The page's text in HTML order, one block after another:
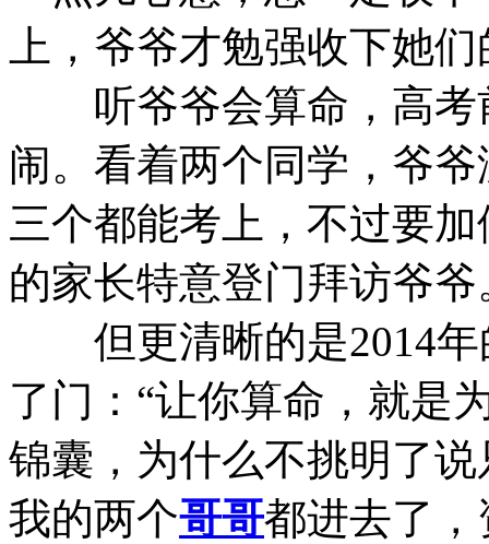
上，爷爷才勉强收下她
听爷爷会算命，高考
闹。看着两个同学，爷
三个都能考上，不过要
的家长特意登门拜访爷爷
但更清晰的是2014年
了门：“让你算命，就是
锦囊，为什么不挑明了
我的两个哥哥都进去了，